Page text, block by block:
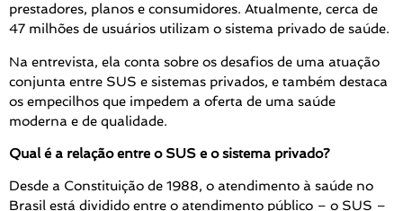
prestadores, planos e consumidores. Atualmente, cerca de
47 milhões de usuários utilizam o sistema privado de saúde.
Na entrevista, ela conta sobre os desafios de uma atuação
conjunta entre SUS e sistemas privados, e também destaca
os empecilhos que impedem a oferta de uma saúde
moderna e de qualidade.
Qual é a relação entre o SUS e o sistema privado?
Desde a Constituição de 1988, o atendimento à saúde no
Brasil está dividido entre o atendimento público – o SUS –